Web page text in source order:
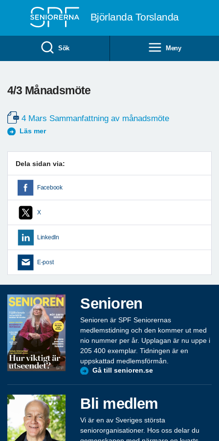
Björlanda Torslanda
Sök Meny
4/3 Månadsmöte
4 Mars Sammanfattning av månadsmöte
Läs mer
Dela sidan via:
Facebook
X
LinkedIn
E-post
Senioren
Senioren är SPF Seniorernas
medlemstidning och den kommer ut med
nio nummer per år. Upplagan är nu uppe i
205 400 exemplar. Tidningen är en
uppskattad medlemsförmån.
Gå till senioren.se
Bli medlem
Vi är en av Sveriges största
seniororganisationer. Hos oss delar du